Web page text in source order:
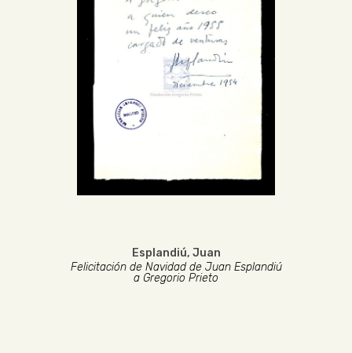
Esplandiú, Juan
Felicitación de Navidad de Juan Esplandiú
a Gregorio Prieto